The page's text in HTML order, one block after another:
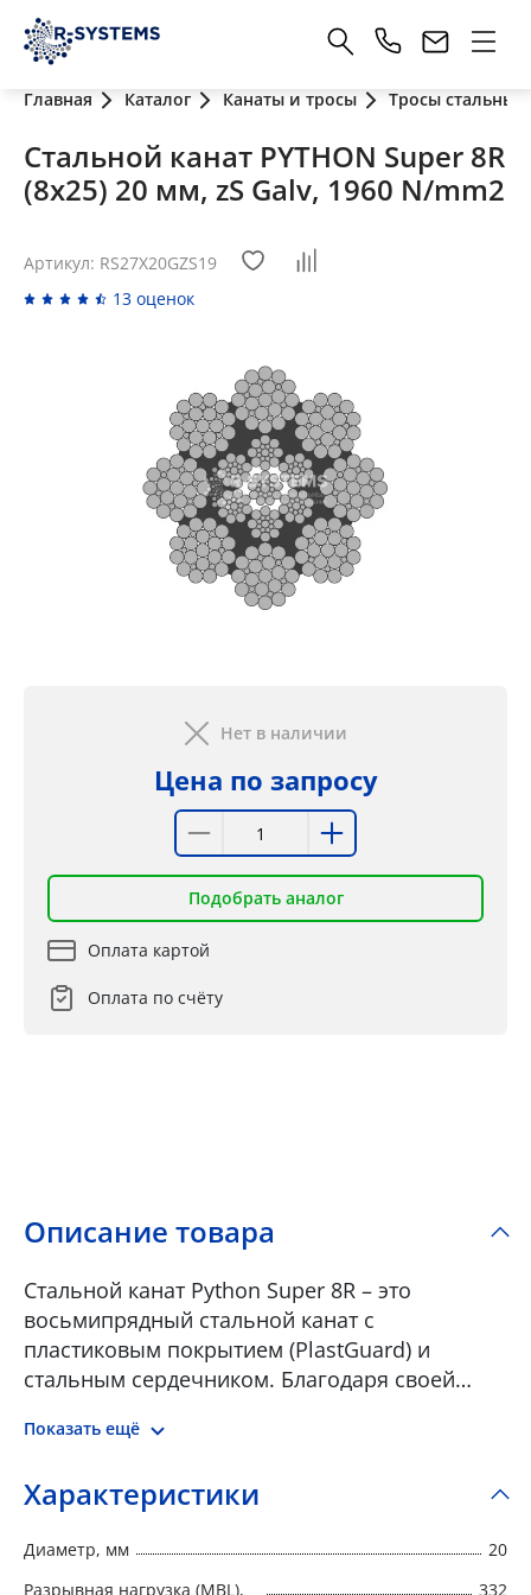
Главная Каталог Канаты и тросы Тросы стальные
Стальной канат PYTHON Super 8R
(8x25) 20 мм, zS Galv, 1960 N/mm2
Артикул: RS27X20GZS19
13 оценок
Нет в наличии
Цена по запросу
Подобрать аналог
Оплата картой
Оплата по счёту
Описание товара
Стальной канат Python Super 8R – это
восьмипрядный стальной канат с
пластиковым покрытием (PlastGuard) и
стальным сердечником. Благодаря своей
обеспечивает превосходное сочетание
истиранию. Канат Super 8R с конструкцией
каната 6x36 с преимуществами в виде
меньших затрат на простой и замену.
Показать ещё
Характеристики
Диаметр, мм
20
Разрывная нагрузка (MBL),
332